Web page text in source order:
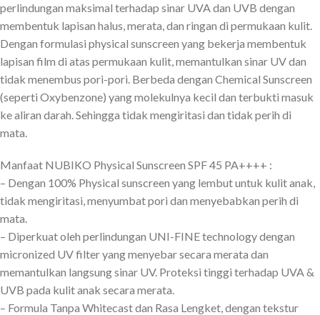
perlindungan maksimal terhadap sinar UVA dan UVB dengan
membentuk lapisan halus, merata, dan ringan di permukaan kulit.
Dengan formulasi physical sunscreen yang bekerja membentuk
lapisan film di atas permukaan kulit, memantulkan sinar UV dan
tidak menembus pori-pori. Berbeda dengan Chemical Sunscreen
(seperti Oxybenzone) yang molekulnya kecil dan terbukti masuk
ke aliran darah. Sehingga tidak mengiritasi dan tidak perih di
mata.
Manfaat NUBIKO Physical Sunscreen SPF 45 PA++++ :
– Dengan 100% Physical sunscreen yang lembut untuk kulit anak,
tidak mengiritasi, menyumbat pori dan menyebabkan perih di
mata.
– Diperkuat oleh perlindungan UNI-FINE technology dengan
micronized UV filter yang menyebar secara merata dan
memantulkan langsung sinar UV. Proteksi tinggi terhadap UVA &
UVB pada kulit anak secara merata.
– Formula Tanpa Whitecast dan Rasa Lengket, dengan tekstur